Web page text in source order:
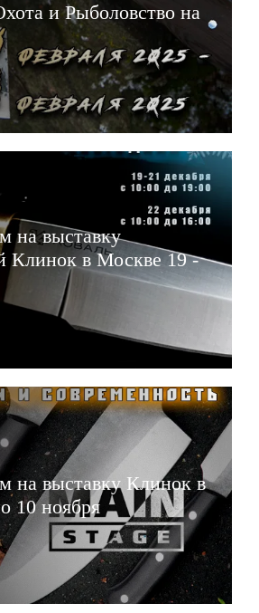
и Рыболовство на
на выставку
Клинок в Москве 19 -
на выставку Клинок в
10 ноября